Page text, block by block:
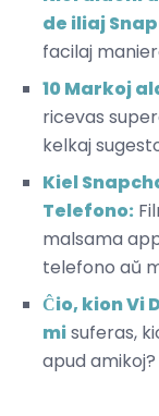
de iliaj
facilaj
10 Markoj
ricevas
kelkaj
Kiel
Telefono:
malsama
telefono aŭ
Ĉio, kion Vi
misuferas,
apud